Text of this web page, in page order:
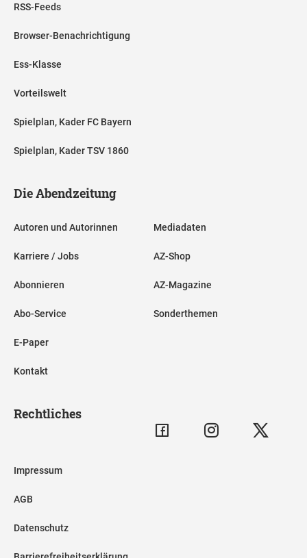
RSS-Feeds
Browser-Benachrichtigung
Ess-Klasse
Vorteilswelt
Spielplan, Kader FC Bayern
Spielplan, Kader TSV 1860
Die Abendzeitung
Autoren und Autorinnen
Karriere / Jobs
Abonnieren
Abo-Service
E-Paper
Kontakt
Mediadaten
AZ-Shop
AZ-Magazine
Sonderthemen
Rechtliches
Impressum
AGB
Datenschutz